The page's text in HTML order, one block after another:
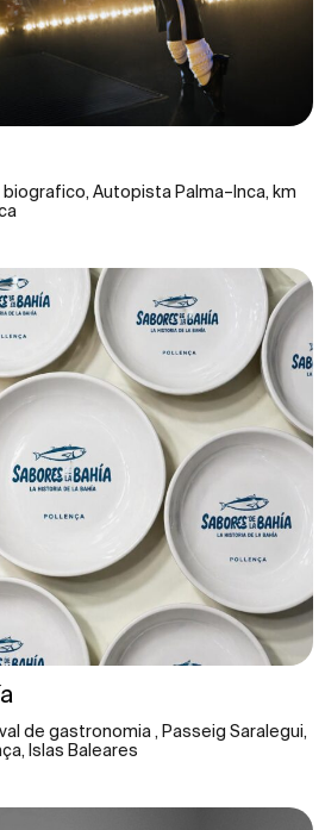
Autopista Palma–Inca, km
de gastronomia , Passeig Saralegui,
Islas Baleares